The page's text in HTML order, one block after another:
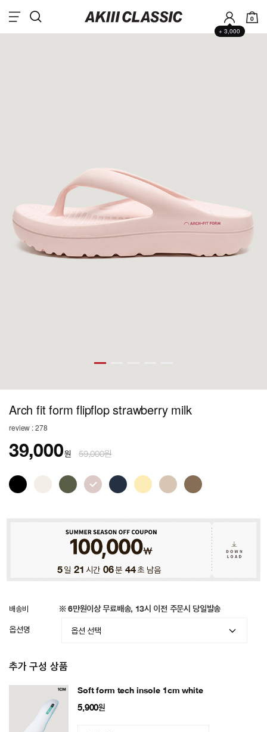
+ 3,000
0
Arch fit form flipflop strawberry milk
review : 278
39,000원 59,000원
5일 21 시간 06분 41초 남음
배송비 ※ 6만원이상 무료배송, 13시 이전 주문시 당일발송
옵션명
추가 구성 상품
Soft form tech insole 1cm white
5,900원